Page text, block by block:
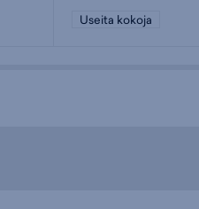
Useita kokoja